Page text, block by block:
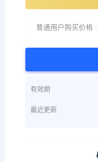
普通用户购买价格 :
有效期
最近更新